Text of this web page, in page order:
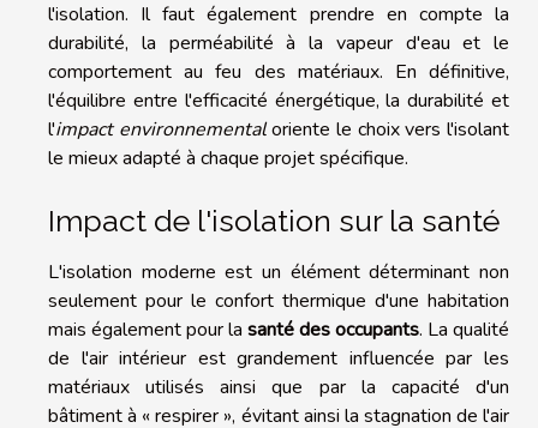
l'isolation. Il faut également prendre en compte la
durabilité, la perméabilité à la vapeur d'eau et le
comportement au feu des matériaux. En définitive,
l'équilibre entre l'efficacité énergétique, la durabilité et
l'impact environnementaloriente le choix vers l'isolant
le mieux adapté à chaque projet spécifique.
Impact de l'isolation sur la santé
L'isolation moderne est un élément déterminant non
seulement pour le confort thermique d'une habitation
mais également pour la santé des occupants. La qualité
de l'air intérieur est grandement influencée par les
matériaux utilisés ainsi que par la capacité d'un
bâtiment à « respirer », évitant ainsi la stagnation de l'air